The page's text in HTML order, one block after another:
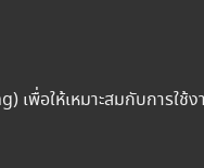
พื่อให้เหมาะสมกับการใช้